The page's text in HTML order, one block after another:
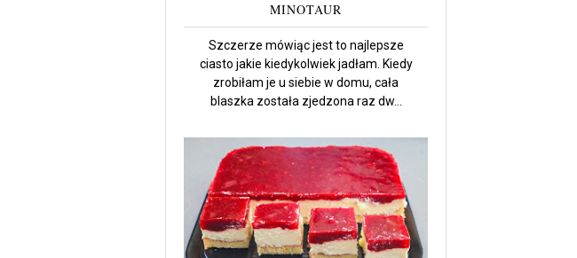
MINOTAUR
Szczerze mówiąc jest to najlepsze
ciasto jakie kiedykolwiek jadłam. Kiedy
zrobiłam je u siebie w domu, cała
blaszka została zjedzona raz dw...